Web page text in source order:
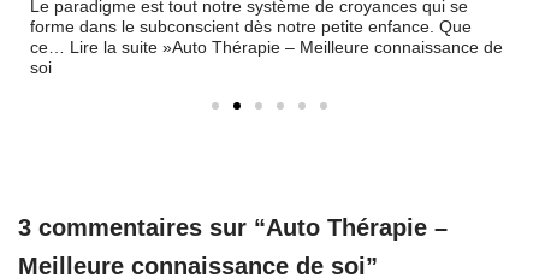
Le paradigme est tout notre système de croyances qui se
forme dans le subconscient dès notre petite enfance. Que
ce… Lire la suite »Auto Thérapie – Meilleure connaissance de
soi
3 commentaires sur “Auto Thérapie –
Meilleure connaissance de soi”